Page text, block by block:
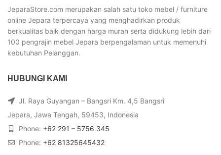
JeparaStore.com merupakan salah satu toko mebel / furniture
online Jepara terpercaya yang menghadirkan produk
berkualitas baik dengan harga murah serta didukung lebih dari
100 pengrajin mebel Jepara berpengalaman untuk memenuhi
kebutuhan Pelanggan.
HUBUNGI KAMI
Jl. Raya Guyangan – Bangsri Km. 4,5 Bangsri
Jepara, Jawa Tengah, 59453, Indonesia
Phone: +62 291 – 5756 345
Phone: +62 81325645432